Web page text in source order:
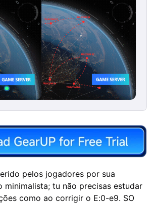
pelos jogadores por sua
minimalista; tu não precisas estudar
como ao corrigir o E:0-e9. SO